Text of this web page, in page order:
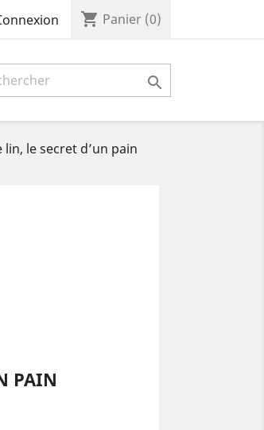
shopping_cart Panier (0)

le secret d’un pain
Le froissé du lin : Faut-il
vraiment le repasser ?
PAIN